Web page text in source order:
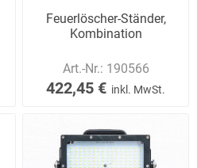
Feuerlöscher-Ständer,
Kombination
Art.-Nr.: 190566
422,45 € inkl. MwSt.